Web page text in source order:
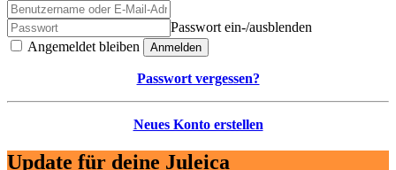
Passwort ein-/ausblenden
Angemeldet bleiben
Anmelden
Passwort vergessen?
Neues Konto erstellen
Update für deine Juleica